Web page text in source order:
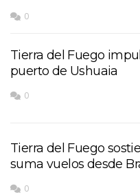
0
Tierra del Fuego
puerto de Ushuaia
0
Tierra del Fuego
suma vuelos desde
0